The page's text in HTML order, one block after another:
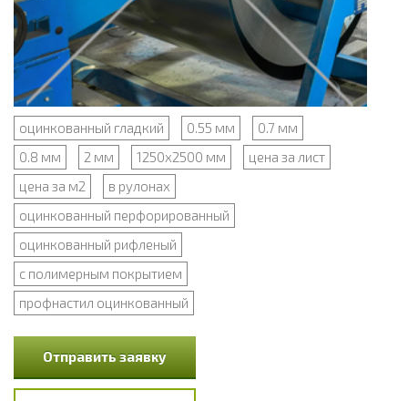
оцинкованный гладкий 0.55 мм
0.7 мм
0.8 мм
2 мм 1250x2500 мм
цена за лист
цена за м2
в рулонах
оцинкованный перфорированный
оцинкованный рифленый
с полимерным покрытием
профнастил оцинкованный
Отправить заявку